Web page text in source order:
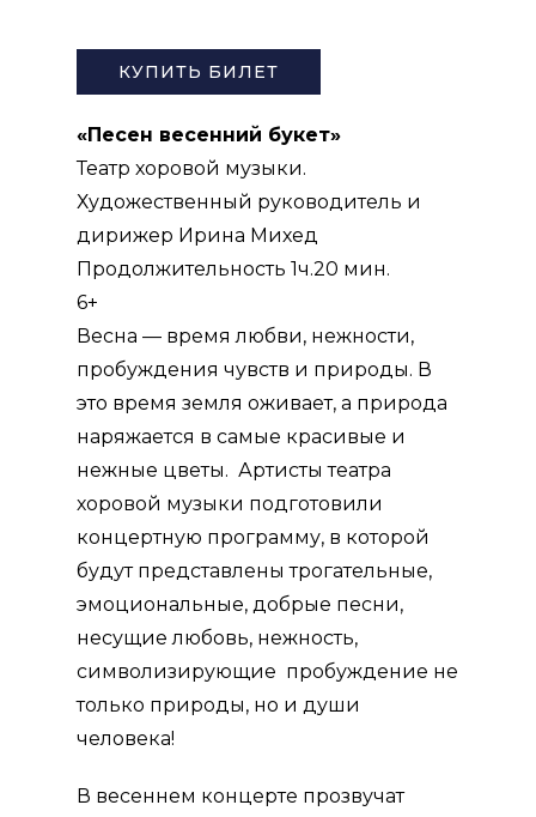
КУПИТЬ БИЛЕТ
«Песен весенний букет»
Театр хоровой музыки.
Художественный руководитель и
дирижер Ирина Михед
Продолжительность 1ч.20 мин.
6+
Весна — время любви, нежности,
пробуждения чувств и природы. В
это время земля оживает, а природа
наряжается в самые красивые и
нежные цветы. Артисты театра
хоровой музыки подготовили
концертную программу, в которой
будут представлены трогательные,
эмоциональные, добрые песни,
несущие любовь, нежность,
символизирующие пробуждение не
только природы, но и души
человека!
В весеннем концерте прозвучат